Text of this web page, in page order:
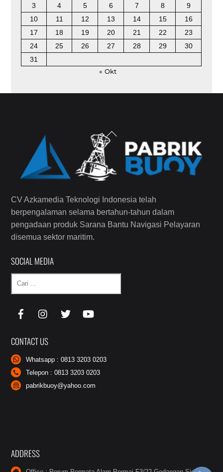
3
4 5 6 7 8
9
10
11 12 13 14 15
16
17
18 19 20 21 22
23
24
25 26 27 28 29
30
31
« Okt
To
CV Azkamedia Teknologi Indonesia telah
berpengalaman selama bertahun-tahun dalam
pengadaan produk Sarana Bantu Navigasi Pelayaran
disemua sektor maritim.
SOCIAL MEDIA
CONTACT US
Whatsapp : 0813 3203 0203
Telepon : 0813 3203 0203
pabrikbuoy@yahoo.com
ADDRESS